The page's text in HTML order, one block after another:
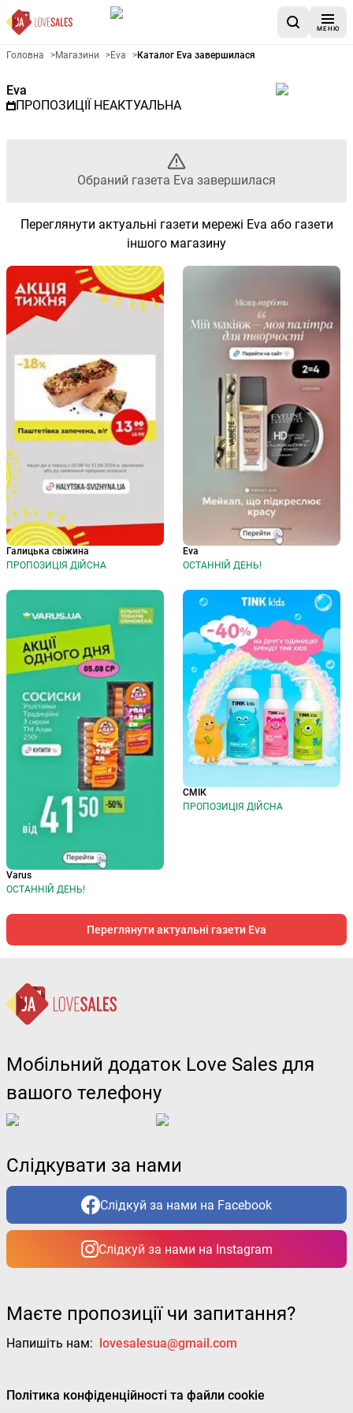
МЕНЮ
Рекламна газета Eva -
Головна >Магазини >Eva >Каталог Eva завершилася
Eva
ПРОПОЗИЦІЇ НЕАКТУАЛЬНА
Обраний газета Eva завершилася
Переглянути актуальні газети мережі Eva або газети
іншого магазину
Галицька свіжина
ПРОПОЗИЦІЯ ДІЙСНА
Varus
ОСТАННІЙ ДЕНЬ!
Eva
ОСТАННІЙ ДЕНЬ!
СМІК
ПРОПОЗИЦІЯ ДІЙСНА
Переглянути актуальні газети Eva
Мобільний додаток Love Sales для
вашого телефону
Слідкувати за нами
Слідкуй за нами на Facebook
Слідкуй за нами на Instagram
Маєте пропозиції чи запитання?
Напишіть нам: lovesalesua@gmail.com
Політика конфіденційності та файли cookie